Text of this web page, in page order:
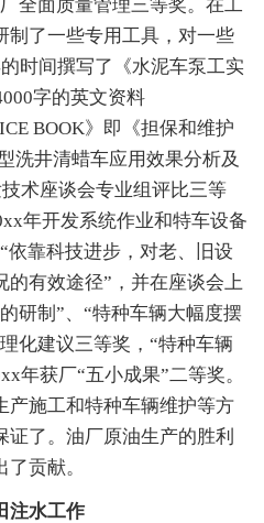
全面质量管理三等奖。在工
制了一些专用工具，对一些
时间撰写了《水泥车泵工实
字的英文资料
BOOK》即《担保和维护
洗井清蜡车应用效果分析及
术座谈会专业组评比三等
年开发系统作业和特车设备
依靠科技进步，对老、旧设
有效途径”，并在座谈会上
研制”、“特种车辆大幅度摆
化建议三等奖，“特种车辆
年获厂“五小成果”二等奖。
产施工和特种车辆维护等方
了。油厂原油生产的胜利
贡献。
注水工作